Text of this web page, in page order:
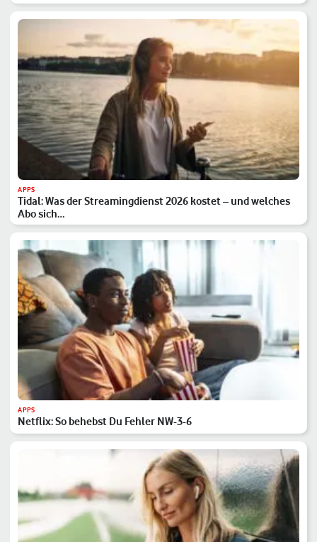
APPS
Tidal: Was der Streamingdienst 2026 kostet – und welches
Abo sich…
APPS
Netflix: So behebst Du Fehler NW-3-6